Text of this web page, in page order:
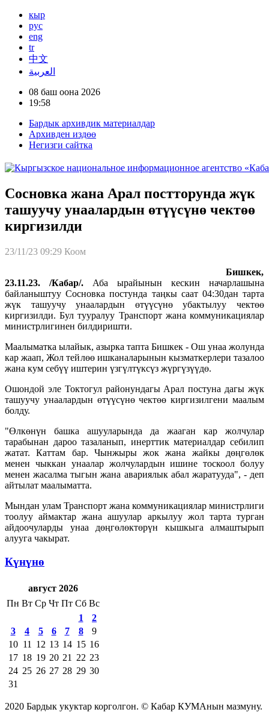
кыр
рус
eng
tr
中文
العربية
08 баш оона 2026
19:58
Бардык архивдик материалдар
Архивден издөө
Негизги сайтка
Сосновка жана Арал постторунда жүк
ташуучу унаалардын өтүүсүнө чектөө
киргизилди
23/11/23 09:29 Коом
Бишкек,
23.11.23. /Кабар/. Аба ырайынын кескин начарлашына
байланыштуу Сосновка постунда таңкы саат 04:30дан тарта
жүк ташуучу унаалардын өтүүсүнө убактылуу чектөө
киргизилди. Бул тууралуу Транспорт жана коммуникациялар
министрлигинен билдиришти.
Маалыматка ылайык, азырка тапта Бишкек - Ош унаа жолунда
кар жаап, Жол тейлөө ишканаларынын кызматкерлери тазалоо
жана кум себүү иштерин үзгүлтүксүз жүргүзүүдө.
Ошондой эле Токтогул районундагы Арал постуна дагы жүк
ташуучу унаалардын өтүүсүнө чектөө киргизилгени маалым
болду.
"Өлкөнүн башка ашууларында да жааган кар жолчулар
тарабынан дароо тазаланып, инерттик материалдар себилип
жатат. Каттам бар. Чынжыры жок жана жайкы дөңгөлөк
менен чыккан унаалар жолчулардын ишине тоскоол болуу
менен жасалма тыгын жана авариялык абал жаратууда", - деп
айтылат маалыматта.
Мындан улам Транспорт жана коммуникациялар министрлиги
тоолуу аймактар жана ашуулар аркылуу жол тарта турган
айдоочуларды унаа дөңгөлөктөрүн кышкыга алмаштырып
алууга чакырат.
Күнүнө
август 2026
Пн Вт Ср Чт Пт Сб Вс
1
2
3
4 5 6 7 8
9
10 11 12 13 14 15 16
17 18 19 20 21 22 23
24 25 26 27 28 29 30
31
2020 Бардык укуктар корголгон. © Кабар КУМАнын мазмуну.